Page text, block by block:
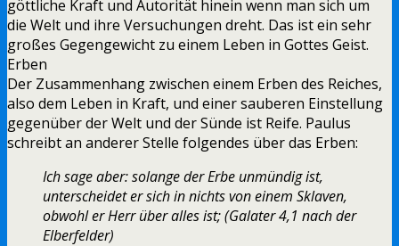
göttliche Kraft und Autorität hinein wenn man sich um
die Welt und ihre Versuchungen dreht. Das ist ein sehr
großes Gegengewicht zu einem Leben in Gottes Geist.
Erben
Der Zusammenhang zwischen einem Erben des Reiches,
also dem Leben in Kraft, und einer sauberen Einstellung
gegenüber der Welt und der Sünde ist Reife. Paulus
schreibt an anderer Stelle folgendes über das Erben:
Ich sage aber: solange der Erbe unmündig ist,
unterscheidet er sich in nichts von einem Sklaven,
obwohl er Herr über alles ist; (Galater 4,1 nach der
Elberfelder)